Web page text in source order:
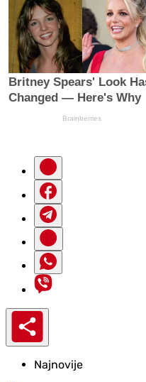
Najnovije